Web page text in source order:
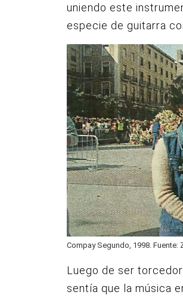
uniendo este
especie de guitarra
Compay Segundo, 1998. Fuente:
Luego de ser
sentía que la música